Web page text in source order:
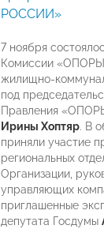
РОССИИ»
7 ноября
Комиссии
жилищно-
под
Правления
Ирины Хоптяр. В
приняли участие
региональных
Организации,
управляющих
приглашенные
депутата Госдумы